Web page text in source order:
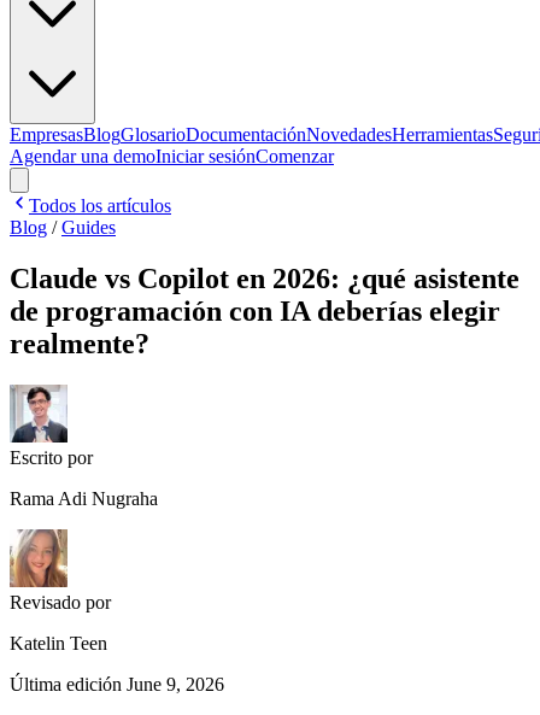
EmpresasBlogGlosarioDocumentaciónNovedadesHerramientas
Agendar una demoIniciar sesiónComenzar
Todos los artículos
Blog /Guides
Claude vs Copilot en 2026: ¿qué asistente
de programación con IA deberías elegir
realmente?
Escrito por
Rama Adi Nugraha
Revisado por
Katelin Teen
Última edición June 9, 2026